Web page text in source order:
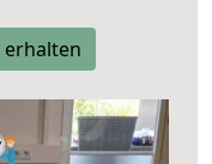
erhalten